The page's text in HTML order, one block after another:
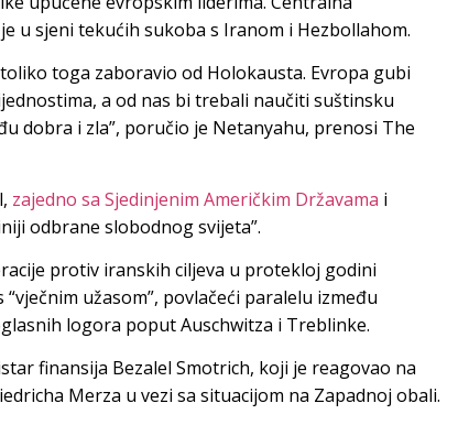
u sjeni tekućih sukoba s Iranom i Hezbollahom.
toga zaboravio od Holokausta. Evropa gubi
a od nas bi trebali naučiti suštinsku
dobra i zla”, poručio je Netanyahu, prenosi The
zajedno sa Sjedinjenim Američkim Državama i
odbrane slobodnog svijeta”.
protiv iranskih ciljeva u protekloj godini
užasom”, povlačeći paralelu između
logora poput Auschwitza i Treblinke.
finansija Bezalel Smotrich, koji je reagovao na
Merza u vezi sa situacijom na Zapadnoj obali.